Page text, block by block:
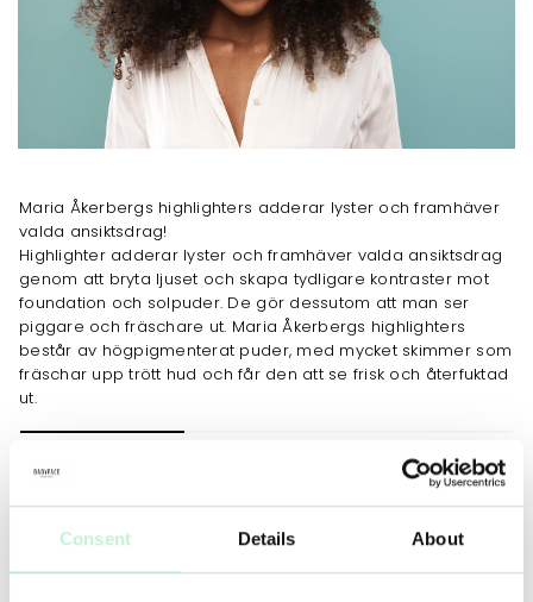
Consent Details About
Maria Åkerbergs highlighters adderar lyster och framhäver
valda ansiktsdrag!
Highlighter adderar lyster och framhäver valda ansiktsdrag
genom att bryta ljuset och skapa tydligare kontraster mot
foundation och solpuder. De gör dessutom att man ser
piggare och fräschare ut. Maria Åkerbergs highlighters
består av högpigmenterat puder, med mycket skimmer som
fräschar upp trött hud och får den att se frisk och återfuktad
ut.
ögon.
Längs mitten av näsan – för att ge ett smalare intryck